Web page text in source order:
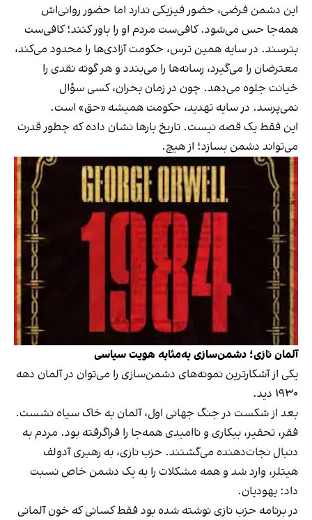
این دشمن فرضی، حضور فیزیکی ندارد اما حضور روانی‌اش
همه‌جا حس می‌شود. کافی‌ست مردم او را باور کنند؛ کافی‌ست
بترسند. در سایه‌ همین ترس، حکومت آزادی‌ها را محدود می‌کند،
معترضان را می‌گیرد، رسانه‌ها را می‌بندد و هر گونه نقدی را
خیانت جلوه می‌دهد. چون در زمان بحران، کسی سؤال
نمی‌پرسد. در سایه تهدید، حکومت همیشه «حق» است.
این فقط یک قصه نیست. تاریخ بارها نشان داده که چطور قدرت
می‌تواند دشمن بسازد؛ از هیچ.
آلمان نازی؛ دشمن‌سازی به‌مثابه هویت سیاسی
یکی از آشکارترین نمونه‌های دشمن‌سازی را می‌توان در آلمان دهه
۱۹۳۰ دید.
بعد از شکست در جنگ جهانی اول، آلمان به خاک سیاه نشست.
فقر، تحقیر، بیکاری و ناامیدی همه‌جا را فراگرفته بود. مردم به
دنبال نجات‌دهنده می‌گشتند. حزب نازی، به رهبری آدولف
هیتلر، وارد شد و همه مشکلات را به یک دشمن خاص نسبت
داد: یهودیان.
در برنامه حزب نازی نوشته شده بود فقط کسانی که خون آلمانی